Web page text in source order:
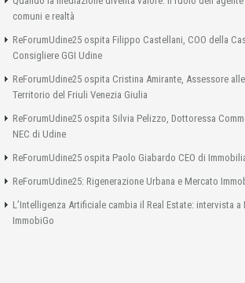
comuni e realtà
ReForumUdine25 ospita Filippo Castellani, COO della
Consigliere GGI Udine
ReForumUdine25 ospita Cristina Amirante, Assessore
Territorio del Friuli Venezia Giulia
ReForumUdine25 ospita Silvia Pelizzo, Dottoressa
NEC di Udine
ReForumUdine25 ospita Paolo Giabardo CEO di
ReForumUdine25: Rigenerazione Urbana e Mercato
L’Intelligenza Artificiale cambia il Real Estate: intervista
ImmobiGo